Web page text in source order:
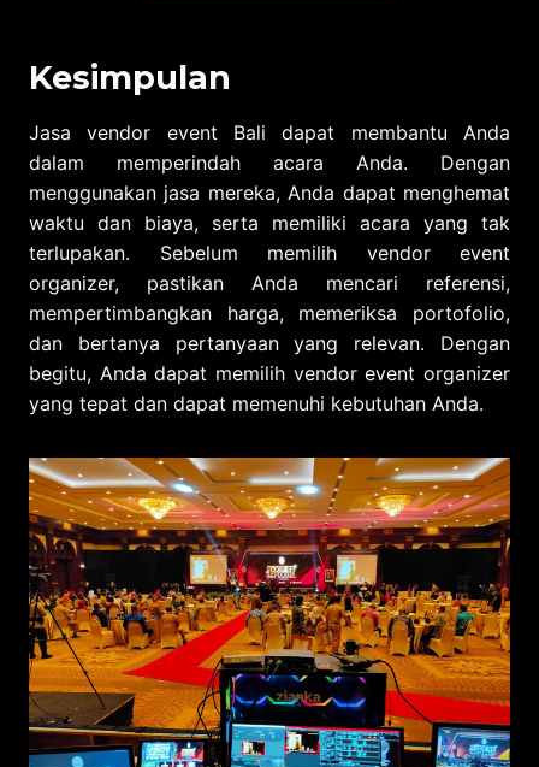
Kesimpulan
Jasa vendor event Bali dapat membantu Anda
dalam memperindah acara Anda. Dengan
menggunakan jasa mereka, Anda dapat menghemat
waktu dan biaya, serta memiliki acara yang tak
terlupakan. Sebelum memilih vendor event
organizer, pastikan Anda mencari referensi,
mempertimbangkan harga, memeriksa portofolio,
dan bertanya pertanyaan yang relevan. Dengan
begitu, Anda dapat memilih vendor event organizer
yang tepat dan dapat memenuhi kebutuhan Anda.